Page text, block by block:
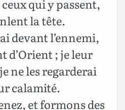
qui y passent,
la tête.
devant l’ennemi,
d’Orient ; je leur
ne les regarderai
calamité.
et formons des